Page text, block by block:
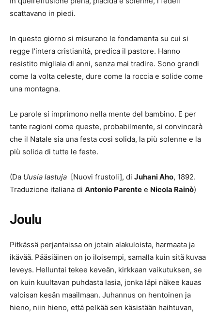
scattavano in piedi.
In questo giorno si misurano le fondamenta su cui si
regge l’intera cristianità, predica il pastore. Hanno
resistito migliaia di anni, senza mai tradire. Sono grandi
come la volta celeste, dure come la roccia e solide come
una montagna.
Le parole si imprimono nella mente del bambino. E per
tante ragioni come queste, probabilmente, si convincerà
che il Natale sia una festa così solida, la più solenne e la
più solida di tutte le feste.
(Da Uusia lastuja [Nuovi frustoli], di Juhani Aho, 1892.
Traduzione italiana di Antonio Parente e Nicola Rainò)
Joulu
Pitkässä perjantaissa on jotain alakuloista, harmaata ja
ikävää. Pääsiäinen on jo iloisempi, samalla kuin sitä kuvaa
leveys. Helluntai tekee keveän, kirkkaan vaikutuksen, se
on kuin kuultavan puhdasta lasia, jonka läpi näkee kauas
valoisan kesän maailmaan. Juhannus on hentoinen ja
hieno, niin hieno, että pelkää sen käsistään haihtuvan,